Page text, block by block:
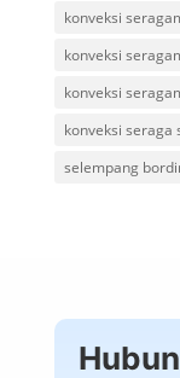
konveksi
konveksi
konveksi
konveksi seraga
selempang